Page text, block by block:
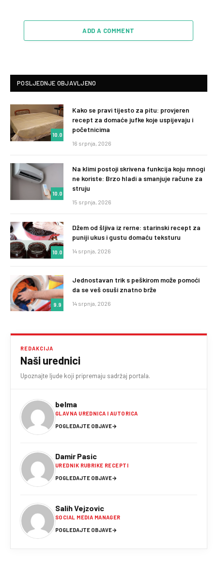
ADD A COMMENT
POSLJEDNJE OBJAVLJENO
10.0
Kako se pravi tijesto za pitu: provjeren
recept za domaće jufke koje uspijevaju i
početnicima
16 srpnja, 2026
10.0
Na klimi postoji skrivena funkcija koju mnogi
ne koriste: Brzo hladi a smanjuje račune za
struju
15 srpnja, 2026
10.0
Džem od šljiva iz rerne: starinski recept za
puniji ukus i gustu domaću teksturu
14 srpnja, 2026
9.9
Jednostavan trik s peškirom može pomoći
da se veš osuši znatno brže
14 srpnja, 2026
REDAKCIJA
Naši urednici
Upoznajte ljude koji pripremaju sadržaj portala.
belma
GLAVNA UREDNICA I AUTORICA
POGLEDAJTE OBJAVE→
Damir Pasic
UREDNIK RUBRIKE RECEPTI
POGLEDAJTE OBJAVE→
Salih Vejzovic
SOCIAL MEDIA MANAGER
POGLEDAJTE OBJAVE→